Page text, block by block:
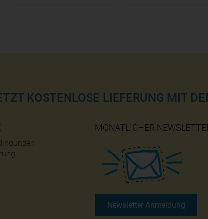
KOSTENLOSE LIEFERUNG MIT
MONATLICHER
Newsletter Anmeldung